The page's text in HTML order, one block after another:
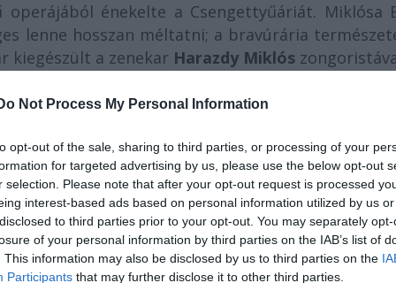
Not Process My Personal Information
opt-out of the sale, sharing to third parties, or processing of your
for targeted advertising by us, please use the below opt-out
selection. Please note that after your opt-out request is processed
interest-based ads based on personal information utilized by us
to third parties prior to your opt-out. You may separately
of your personal information by third parties on the IAB’s list of
This information may also be disclosed by us to third parties on the
Participants that may further disclose it to other third parties.
operájából énekelte a Csengettyűáriát. Miklósa
lenne hosszan méltatni; a bravúrária
kiegészült a zenekar Harazdy Miklós
operaénekesi oldaláról ismerő hallgató
váltHymne à l'amour. Miklósa Erika kiváló
megemlíteni, hogy a dalt (csakúgy, mint a
a hibába sok operaénekes beleesik,
következett Kökény Attila
szerint egy kicsit túl sokat énekelt az
nagyon jól adta elő). A koncert első
t is aCarmenből, természetesen szoprán
Carmenként soha nem állhat színpadon